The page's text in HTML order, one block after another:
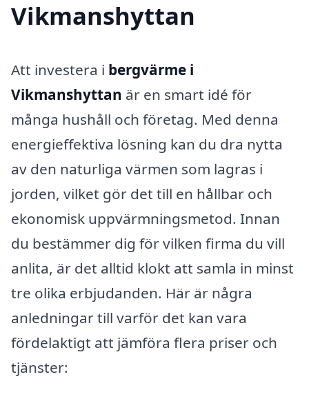
Vikmanshyttan
Att investera i bergvärme i
Vikmanshyttan är en smart idé för
många hushåll och företag. Med denna
energieffektiva lösning kan du dra nytta
av den naturliga värmen som lagras i
jorden, vilket gör det till en hållbar och
ekonomisk uppvärmningsmetod. Innan
du bestämmer dig för vilken firma du vill
anlita, är det alltid klokt att samla in minst
tre olika erbjudanden. Här är några
anledningar till varför det kan vara
fördelaktigt att jämföra flera priser och
tjänster: